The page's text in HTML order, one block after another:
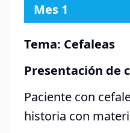
Mes 1
Tema: Cefaleas
Presentación de
Paciente con
historia con